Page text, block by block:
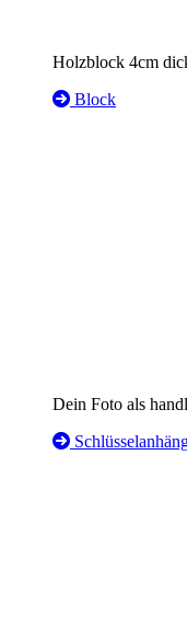
Holzblock 4cm
Block
Dein Foto als